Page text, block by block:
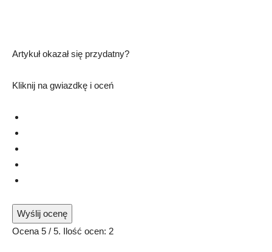
Artykuł okazał się przydatny?
Kliknij na gwiazdkę i oceń
Wyślij ocenę
Ocena 5 / 5. Ilość ocen: 2